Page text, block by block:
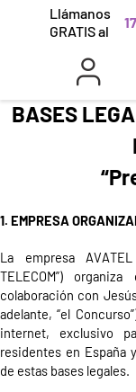
Llámanos
GRATIS al
BASES
“
1. EMPRESA
La empresa
TELECOM”)
colaboración con
adelante, “el
internet, exclusivo
residentes en España
de estas bases legales.